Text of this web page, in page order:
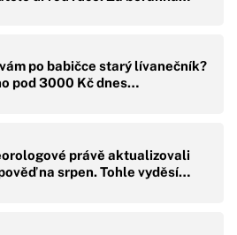
po babičce starý lívanečník?
pod 3000 Kč dnes…
právě aktualizovali
na srpen. Tohle vyděsí…